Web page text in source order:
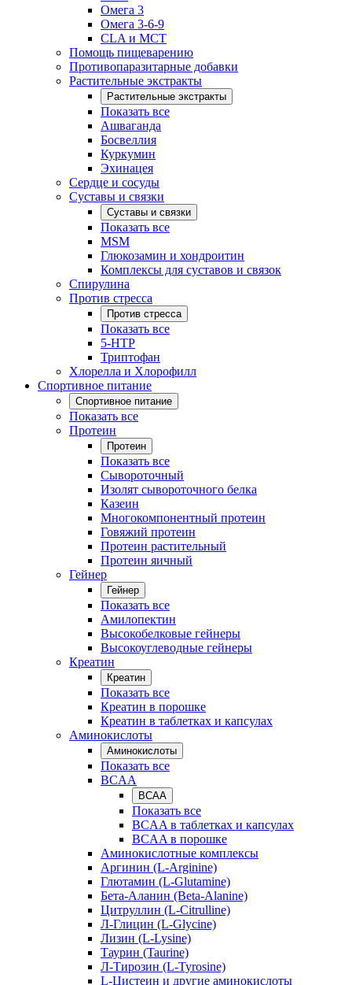
Омега 3
Омега 3-6-9
CLA и MCT
Помощь пищеварению
Противопаразитарные добавки
Растительные экстракты
Растительные экстракты
Показать все
Ашваганда
Босвеллия
Куркумин
Эхинацея
Сердце и сосуды
Суставы и связки
Суставы и связки
Показать все
MSM
Глюкозамин и хондроитин
Комплексы для суставов и связок
Спирулина
Против стресса
Против стресса
Показать все
5-HTP
Триптофан
Хлорелла и Хлорофилл
Спортивное питание
Спортивное питание
Показать все
Протеин
Протеин
Показать все
Сывороточный
Изолят сывороточного белка
Казеин
Многокомпонентный протеин
Говяжий протеин
Протеин растительный
Протеин яичный
Гейнер
Гейнер
Показать все
Амилопектин
Высокобелковые гейнеры
Высокоуглеводные гейнеры
Креатин
Креатин
Показать все
Креатин в порошке
Креатин в таблетках и капсулах
Аминокислоты
Аминокислоты
Показать все
BCAA
BCAA
Показать все
BCAA в таблетках и капсулах
BCAA в порошке
Аминокислотные комплексы
Аргинин (L-Arginine)
Глютамин (L-Glutamine)
Бета-Аланин (Beta-Alanine)
Цитруллин (L-Citrulline)
Л-Глицин (L-Glycine)
Лизин (L-Lysine)
Таурин (Taurine)
Л-Тирозин (L-Tyrosine)
L-Цистеин и другие аминокислоты